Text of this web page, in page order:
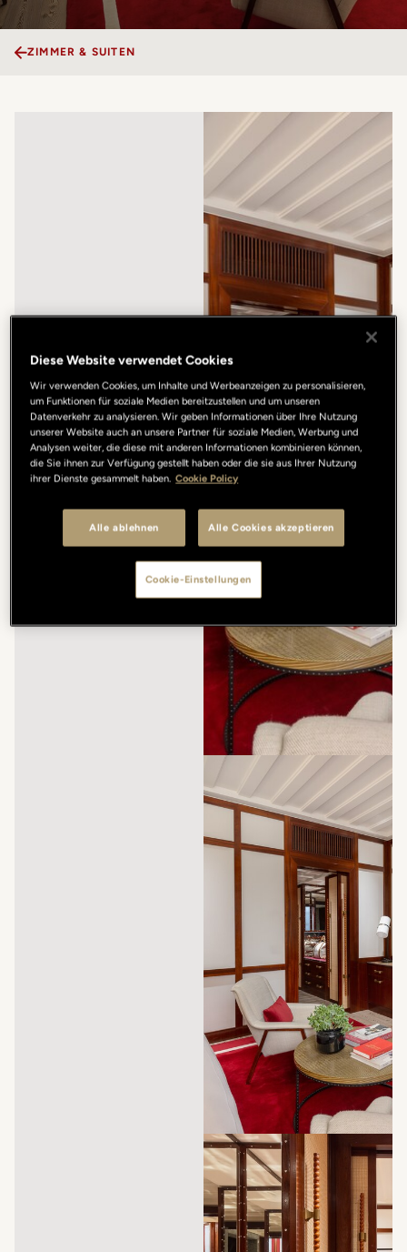
ZIMMER & SUITEN
Diese Website verwendet Cookies
Wir verwenden Cookies, um Inhalte und Werbeanzeigen zu personalisieren,
um Funktionen für soziale Medien bereitzustellen und um unseren
Datenverkehr zu analysieren. Wir geben Informationen über Ihre Nutzung
unserer Website auch an unsere Partner für soziale Medien, Werbung und
Analysen weiter, die diese mit anderen Informationen kombinieren können,
die Sie ihnen zur Verfügung gestellt haben oder die sie aus Ihrer Nutzung
ihrer Dienste gesammelt haben. Cookie Policy
Alle ablehnen Alle Cookies akzeptieren
Cookie-Einstellungen